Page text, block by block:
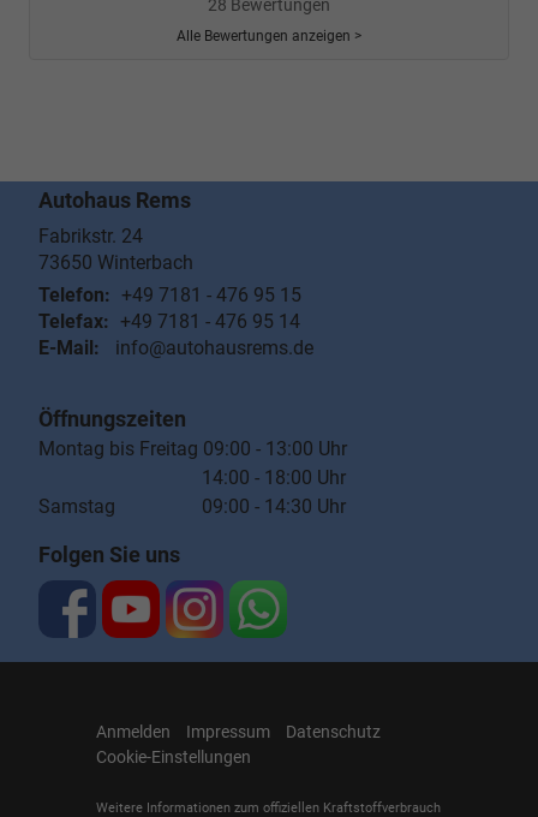
28 Bewertungen
Alle Bewertungen anzeigen >
Autohaus Rems
Fabrikstr. 24
73650 Winterbach
Telefon: +49 7181 - 476 95 15
Telefax: +49 7181 - 476 95 14
E-Mail:
info@autohausrems.de
Öffnungszeiten
Montag bis Freitag 09:00 - 13:00 Uhr
14:00 - 18:00 Uhr
Samstag 09:00 - 14:30 Uhr
Folgen Sie uns
Anmelden Impressum
Datenschutz
Cookie-Einstellungen
Weitere Informationen zum offiziellen Kraftstoffverbrauch